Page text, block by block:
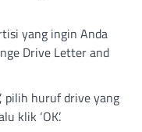
yang ingin Anda
Drive Letter and
pilih huruf drive yang
klik ‘OK’.